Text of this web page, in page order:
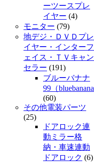
ーツースプレ
イヤー (4)
モニター (79)
地デジ・ＤＶＤプレ
イヤー・インターフ
ェイス・ＴＶキャン
セラー (191)
ブルーバナナ
99（
(60)
その他電装パーツ
(25)
ドアロック連
動ミラー格
納・車速連動
ドアロック (6)